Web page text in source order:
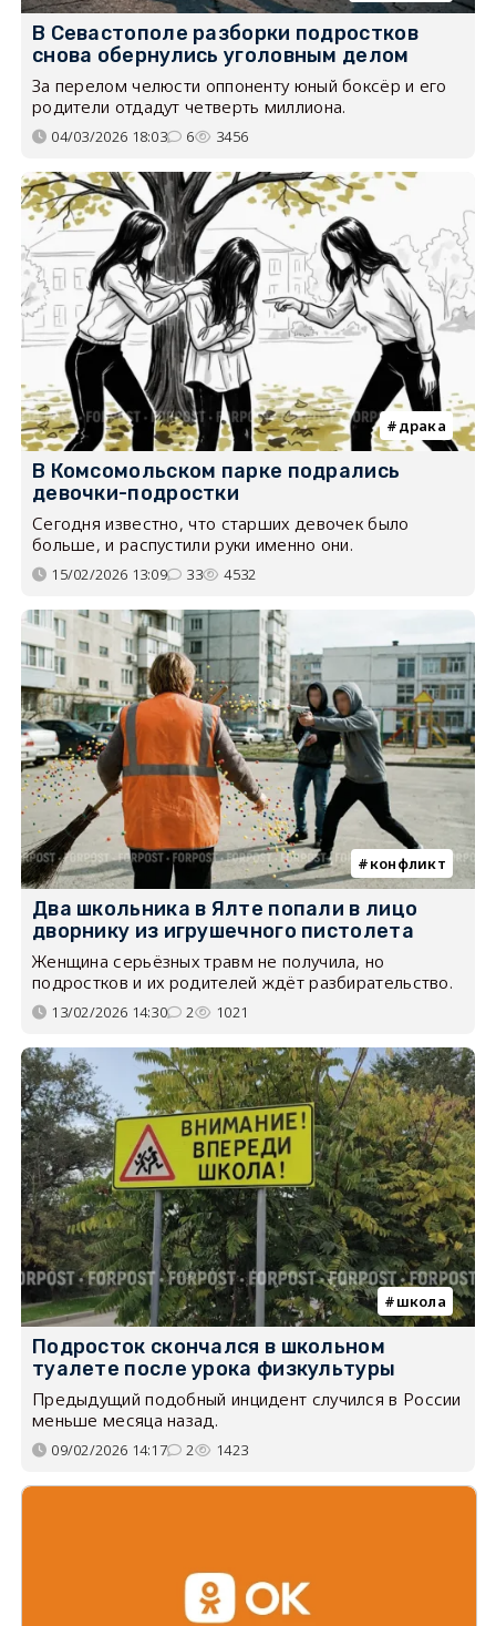
В Севастополе разборки подростков
снова обернулись уголовным делом
За перелом челюсти оппоненту юный боксёр и его
родители отдадут четверть миллиона.
04/03/2026 18:03 6 3456
драка
В Комсомольском парке подрались
девочки-подростки
Сегодня известно, что старших девочек было
больше, и распустили руки именно они.
15/02/2026 13:09 33 4532
конфликт
Два школьника в Ялте попали в лицо
дворнику из игрушечного пистолета
Женщина серьёзных травм не получила, но
подростков и их родителей ждёт разбирательство.
13/02/2026 14:30 2 1021
школа
Подросток скончался в школьном
туалете после урока физкультуры
Предыдущий подобный инцидент случился в России
меньше месяца назад.
09/02/2026 14:17 2 1423